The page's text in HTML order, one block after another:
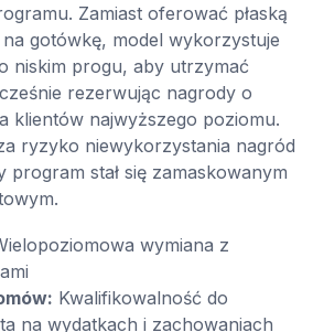
Zamiast oferować płaską
gotówkę, model wykorzystuje
niskim progu, aby utrzymać
rezerwując nagrody o
klientów najwyższego poziomu.
ryzyko niewykorzystania nagród
program stał się zamaskowanym
wymiana z
Kwalifikowalność do
na wydatkach i zachowaniach